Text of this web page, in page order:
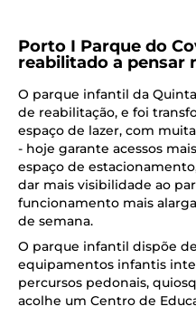
Porto I Parque do
reabilitado a pensar
O parque infantil da
de reabilitação, e foi
espaço de lazer, com
- hoje garante acessos
espaço de
dar mais visibilidade ao
funcionamento mais
de semana.
O parque infantil dispõe
equipamentos infantis
percursos pedonais,
acolhe um Centro de